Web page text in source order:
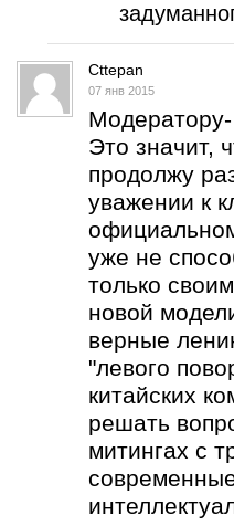
Cttepan
07 янв 2015
Это значит,
продолжу
уважении к
уже не
только
новой
верные
"левого
китайских
решать
митингах с